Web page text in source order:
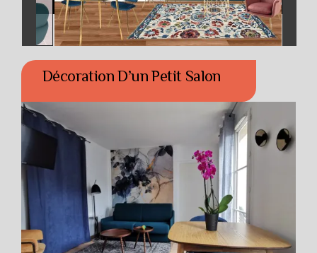
Décoration D’un Petit Salon